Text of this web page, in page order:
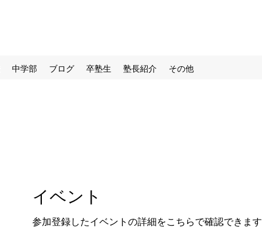
中学部 ブログ 卒塾生 塾長紹介 その他
イベント
参加登録したイベントの詳細をこちらで確認できます